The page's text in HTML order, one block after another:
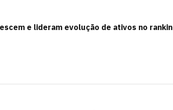
e lideram evolução de ativos no